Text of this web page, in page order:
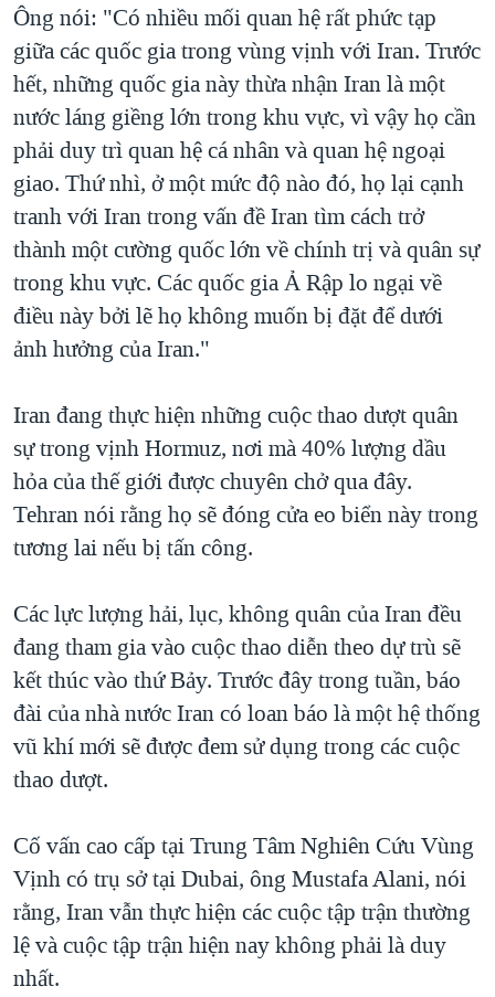
Ông nói: "Có nhiều mối quan hệ rất phức tạp
giữa các quốc gia trong vùng vịnh với Iran. Trước
hết, những quốc gia này thừa nhận Iran là một
nước láng giềng lớn trong khu vực, vì vậy họ cần
phải duy trì quan hệ cá nhân và quan hệ ngoại
giao. Thứ nhì, ở một mức độ nào đó, họ lại cạnh
tranh với Iran trong vấn đề Iran tìm cách trở
thành một cường quốc lớn về chính trị và quân sự
trong khu vực. Các quốc gia Ả Rập lo ngại về
điều này bởi lẽ họ không muốn bị đặt để dưới
ảnh hưởng của Iran."
Iran đang thực hiện những cuộc thao dượt quân
sự trong vịnh Hormuz, nơi mà 40% lượng dầu
hỏa của thế giới được chuyên chở qua đây.
Tehran nói rằng họ sẽ đóng cửa eo biển này trong
tương lai nếu bị tấn công.
Các lực lượng hải, lục, không quân của Iran đều
đang tham gia vào cuộc thao diễn theo dự trù sẽ
kết thúc vào thứ Bảy. Trước đây trong tuần, báo
đài của nhà nước Iran có loan báo là một hệ thống
vũ khí mới sẽ được đem sử dụng trong các cuộc
thao dượt.
Cố vấn cao cấp tại Trung Tâm Nghiên Cứu Vùng
Vịnh có trụ sở tại Dubai, ông Mustafa Alani, nói
rằng, Iran vẫn thực hiện các cuộc tập trận thường
lệ và cuộc tập trận hiện nay không phải là duy
nhất.